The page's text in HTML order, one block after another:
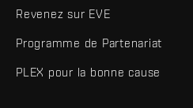
Revenez sur EVE
Programme de Partenariat
PLEX pour la bonne cause